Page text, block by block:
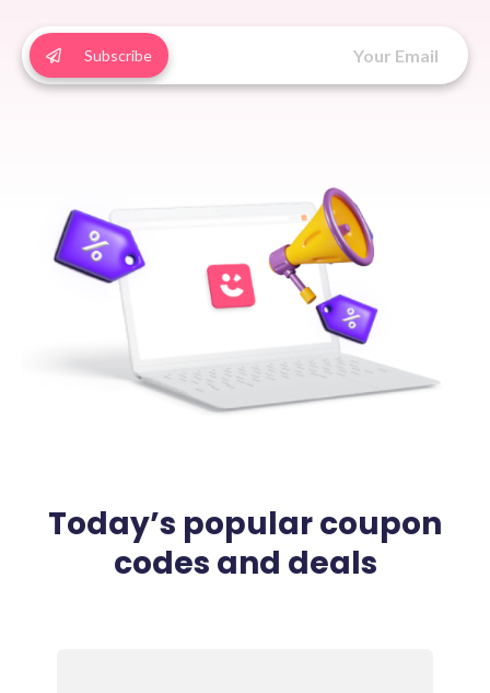
Subscribe
Today’s popular coupon
codes and deals